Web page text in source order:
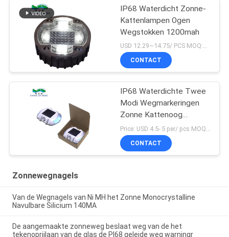
IP68 Waterdicht Zonne-
Kattenlampen Ogen
Wegstokken 1200mah
USD 12.29~14.75/ PCS MOQ:PCs 1
CONTACT
IP68 Waterdichte Twee
Modi Wegmarkeringen
Zonne Kattenoog
Wegmarkering
CONTACT
Zonnewegnagels
Van de Wegnagels van Ni MH het Zonne Monocrystalline
Navulbare Silicium 140MA
De aangemaakte zonneweg beslaat weg van de het
tekenoprijlaan van de glas de PI68 geleide weg warningr